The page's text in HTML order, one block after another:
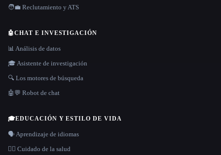
🧑‍💼 Reclutamiento y ATS
🤖CHAT E INVESTIGACIÓN
📊 Análisis de datos
🎓 Asistente de investigación
🔍 Los motores de búsqueda
🤖💬 Robot de chat
🎓EDUCACIÓN Y ESTILO DE VIDA
🗣️ Aprendizaje de idiomas
👩‍⚕️ Cuidado de la salud